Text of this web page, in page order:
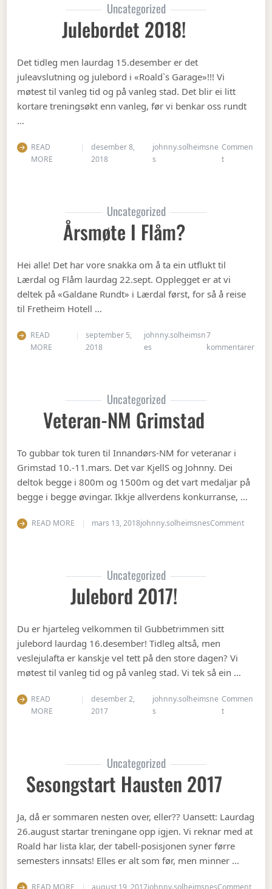
Uncategorized
Julebordet 2018!
Det tidleg men laurdag 15.desember er det
juleavslutning og julebord i «Roald`s Garage»!!! Vi
møtest til vanleg tid og på vanleg stad. Det blir ei litt
kortare treningsøkt enn vanleg, før vi benkar oss rundt
…
READ
MORE
desember 8,
2018
johnny.solheimsne
s
Commen
ton Julebordet
Uncategorized
Årsmøte I Flåm?
Hei alle! Det har vore snakka om å ta ein utflukt til
Lærdal og Flåm laurdag 22.sept. Opplegget er at vi
deltek på «Galdane Rundt» i Lærdal først, for så å reise
til Fretheim Hotell …
READ
MORE
september 5,
2018
johnny.solheimsn
es
7
kommentarertil
Uncategorized
Veteran-NM Grimstad
To gubbar tok turen til Innandørs-NM for veteranar i
Grimstad 10.-11.mars. Det var KjellS og Johnny. Dei
deltok begge i 800m og 1500m og det vart medaljar på
begge i begge øvingar. Ikkje allverdens konkurranse, …
READ MORE mars 13, 2018johnny.solheimsnesCommenton
Uncategorized
Julebord 2017!
Du er hjarteleg velkommen til Gubbetrimmen sitt
julebord laurdag 16.desember! Tidleg altså, men
veslejulafta er kanskje vel tett på den store dagen? Vi
møtest til vanleg tid og på vanleg stad. Vi tek så ein …
READ
MORE
desember 2,
2017
johnny.solheimsne
s
Commen
ton Julebord
Uncategorized
Sesongstart Hausten 2017
Ja, då er sommaren nesten over, eller?? Uansett: Laurdag
26.august startar treningane opp igjen. Vi reknar med at
Roald har lista klar, der tabell-posisjonen syner førre
semesters innsats! Elles er alt som før, men minner …
on